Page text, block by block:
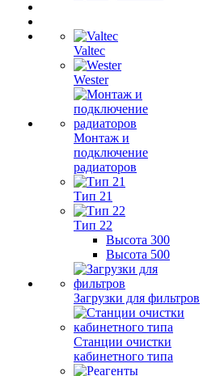
Valtec
Wester
Монтаж и
подключение
радиаторов
Тип 21
Тип 22
Высота 300
Высота 500
Загрузки для фильтров
Станции очистки
кабинетного типа